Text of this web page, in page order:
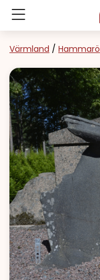
Värmland / Hammarö